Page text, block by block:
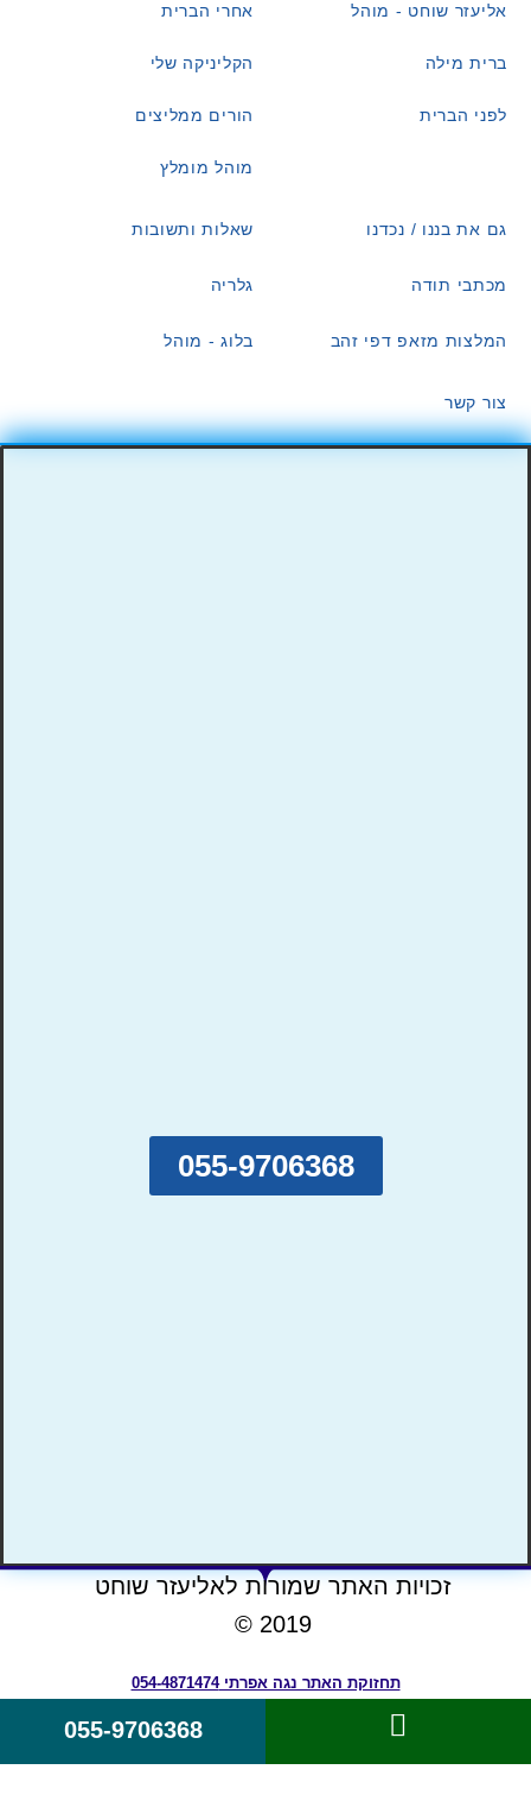
אליעזר שוחט - מוהל
ברית מילה
לפני הברית
אחרי הברית
הקליניקה שלי
הורים ממליצים
מוהל מומלץ
גם את בננו / נכדנו
מכתבי תודה
המלצות מזאפ דפי זהב
שאלות ותשובות
גלריה
בלוג - מוהל
צור קשר
055-9706368
זכויות האתר שמורות לאליעזר שוחט
2019 ©
תחזוקת האתר נגה אפרתי 054-4871474
055-9706368